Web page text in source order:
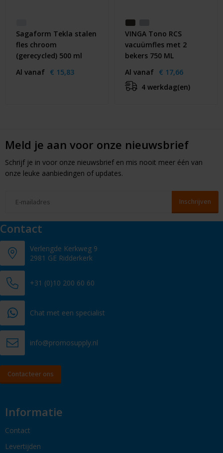
Sagaform Tekla stalen
fles chroom
(gerecycled) 500 ml
Al vanaf € 15,83
VINGA Tono RCS
vacuümfles met 2
bekers 750 ML
Al vanaf € 17,66
4 werkdag(en)
Meld je aan voor onze nieuwsbrief
Schrijf je in voor onze nieuwsbrief en mis nooit meer één van
onze leuke aanbiedingen of updates.
Contact
Verlengde Kerkweg 9
2981 GE Ridderkerk
+31 (0)10 200 60 60
Chat met een specialist
info@promosupply.nl
Contacteer ons
Informatie
Contact
Levertijden